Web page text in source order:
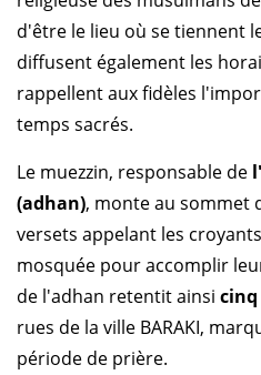
d'être le lieu où se tiennent
diffusent également les
rappellent aux fidèles
temps sacrés.
Le muezzin, responsable de
(adhan), monte au sommet
versets appelant les
mosquée pour accomplir
de l'adhan retentit ainsi
rues de la ville BARAKI,
période de prière.